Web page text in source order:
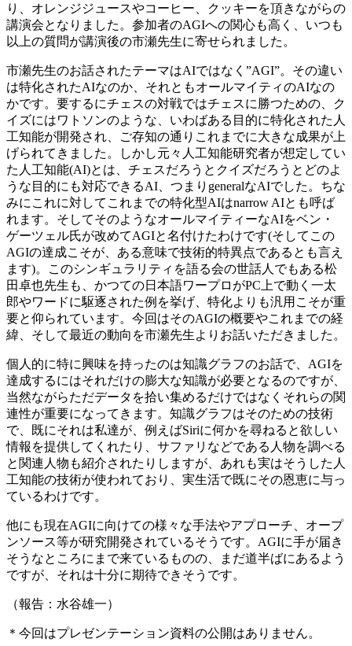
り、オレンジジュースやコーヒー、クッキーを頂きながらの
講演会となりました。参加者のAGIへの関心も高く、いつも
以上の質問が講演後の市瀬先生に寄せられました。
市瀬先生のお話されたテーマはAIではなく”AGI”。その違い
は特化されたAIなのか、それともオールマイティのAIなの
かです。要するにチェスの対戦ではチェスに勝つための、ク
イズにはワトソンのような、いわばある目的に特化された人
工知能が開発され、ご存知の通りこれまでに大きな成果が上
げられてきました。しかし元々人工知能研究者が想定してい
た人工知能(AI)とは、チェスだろうとクイズだろうとどのよ
うな目的にも対応できるAI、つまりgeneralなAIでした。ちな
みにこれに対してこれまでの特化型AIはnarrow AIとも呼ば
れます。そしてそのようなオールマイティーなAIをベン・
ゲーツェル氏が改めてAGIと名付けたわけです(そしてこの
AGIの達成こそが、ある意味で技術的特異点であるとも言え
ます)。このシンギュラリティを語る会の世話人でもある松
田卓也先生も、かつての日本語ワープロがPC上で動く一太
郎やワードに駆逐された例を挙げ、特化よりも汎用こそが重
要と仰られています。今回はそのAGIの概要やこれまでの経
緯、そして最近の動向を市瀬先生よりお話いただきました。
個人的に特に興味を持ったのは知識グラフのお話で、AGIを
達成するにはそれだけの膨大な知識が必要となるのですが、
当然ながらただデータを拾い集めるだけではなくそれらの関
連性が重要になってきます。知識グラフはそのための技術
で、既にそれは私達が、例えばSiriに何かを尋ねると欲しい
情報を提供してくれたり、サファリなどである人物を調べる
と関連人物も紹介されたりしますが、あれも実はそうした人
工知能の技術が使われており、実生活で既にその恩恵に与っ
ているわけです。
他にも現在AGIに向けての様々な手法やアプローチ、オープ
ンソース等が研究開発されているそうです。AGIに手が届き
そうなところにまで来ているものの、まだ道半ばにあるよう
ですが、それは十分に期待できそうです。
（報告：水谷雄一）
＊今回はプレゼンテーション資料の公開はありません。